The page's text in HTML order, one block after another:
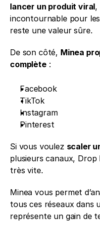
lancer un produit viral,
incontournable pour
reste une valeur sûre.
De son côté, Minea
complète :
Facebook
TikTok
Instagram
Pinterest
Si vous voulez scaler
plusieurs canaux,
très vite.
Minea vous permet
tous ces réseaux dans
représente un gain de